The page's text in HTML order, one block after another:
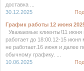
доставка ...
30.12.2025
График работы 12 июня
Уважаемые клиенты!11 июня
работает до 18:00.12-15 июня
не работает.16 июня и далее
обычному графику. ...
10.06.2025